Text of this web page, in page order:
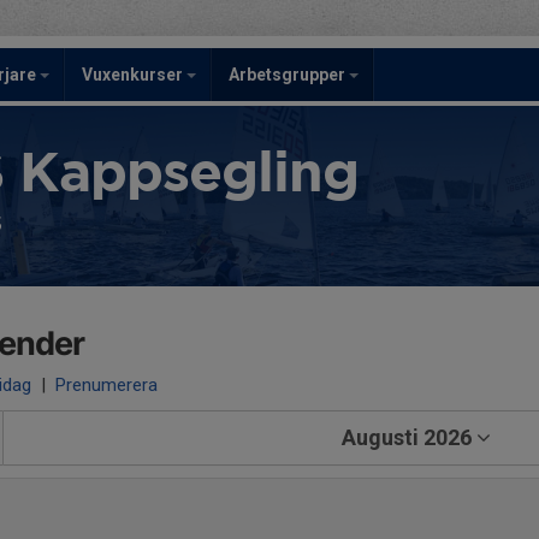
Vuxenkurser Arbetsgrupper
Kappsegling
| Prenumerera
Augusti 2026